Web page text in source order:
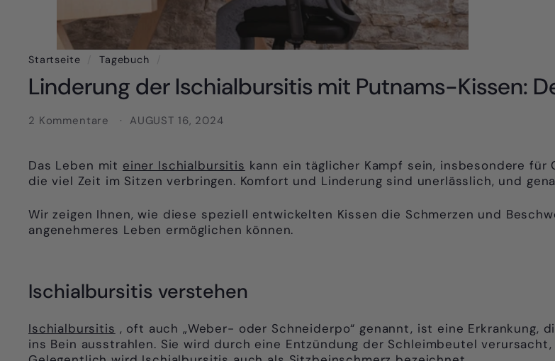
Startseite Tagebuch
Linderung der Ischialbursitis mit Putnams-Kissen:
2 Kommentare AUGUST 16, 2024
Das Leben mit einer Ischialbursitis kann ein täglicher Kampf sein, insbesondere
die viel Zeit im Sitzen verbringen. Komfort und Linderung sind unerlässlich, und
Wir zeigen Ihnen, wie diese speziell entwickelten Kissen die Schmerzen und
angenehmeres Leben ermöglichen können.
Ischialbursitis verstehen
Ischialbursitis , oft auch „Weber- oder Schneiderpo“ genannt, ist eine
ins Bein ausstrahlen. Sie wird durch eine Entzündung der Schleimbeutel